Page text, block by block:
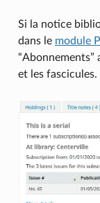
Si la notice
dans le module
“Abonnements”
et les fascicules.